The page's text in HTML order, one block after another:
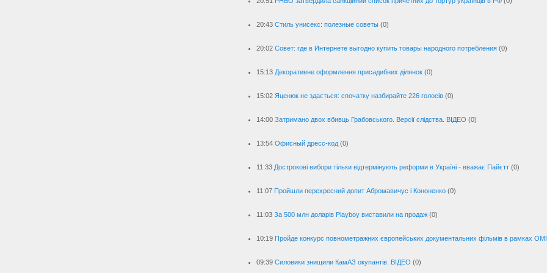
20:43 Стиль унисекс: полезные советы (0)
20:02 Совет: где в Интернете выгодно купить товары народного потребления (0)
15:13 Декоративне оформлення присадибних ділянок (0)
15:02 Яценюк не здається: спочатку назбирайте 226 голосів (0)
14:00 Затримано двох вбивць Грабовського. Версії слідства. ВІДЕО (0)
13:54 Офисный дресс-код (0)
11:33 Дострокові вибори тільки відтермінують реформи в Україні - вважає Пайєтт (0)
11:07 Пройшли перехресний допит Абромавичус і Кононенко (0)
11:03 За 500 млн доларів Playboy виставили на продаж (0)
10:19 Пройде конкурс повнометражних європейських документальних фільмів в рамках
09:39 Силовики знищили КамАЗ окупантів. ВІДЕО (0)